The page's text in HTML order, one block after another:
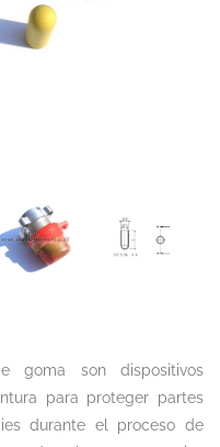
goma son dispositivos
para proteger partes
durante el proceso de